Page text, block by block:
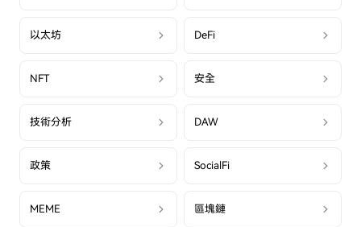
以太坊 DeFi
NFT 安全
技術分析 DAW
政策 SocialFi
MEME 區塊鏈